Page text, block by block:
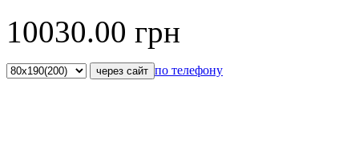
10030.00 грн
по телефону